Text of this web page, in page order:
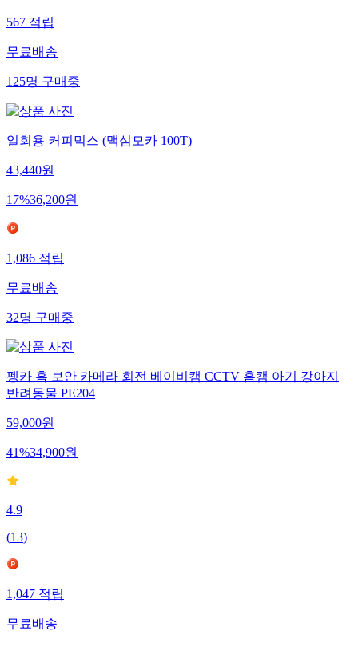
567적립
무료배송
125명구매중
일회용 커피믹스 (맥심모카 100T)
43,440원
17%36,200원
1,086적립
무료배송
32명구매중
펭카 홈 보안 카메라 회전 베이비캠 CCTV 홈캠 아기 강아지
반려동물 PE204
59,000원
41%34,900원
4.9
(13)
1,047적립
무료배송